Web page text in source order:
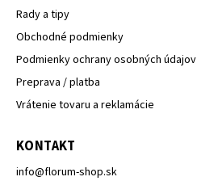
Rady a tipy
Obchodné podmienky
Podmienky ochrany osobných údajov
Preprava / platba
Vrátenie tovaru a reklamácie
KONTAKT
info@florum-shop.sk